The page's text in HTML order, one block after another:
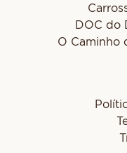
DOC do
O Caminho